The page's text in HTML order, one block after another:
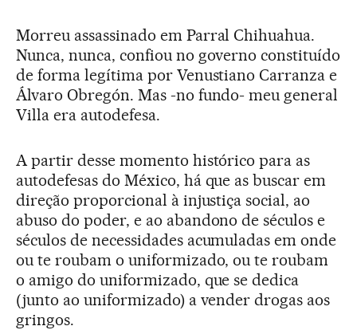
Morreu assassinado em Parral Chihuahua.
Nunca, nunca, confiou no governo constituído
de forma legítima por Venustiano Carranza e
Álvaro Obregón. Mas -no fundo- meu general
Villa era autodefesa.
A partir desse momento histórico para as
autodefesas do México, há que as buscar em
direção proporcional à injustiça social, ao
abuso do poder, e ao abandono de séculos e
séculos de necessidades acumuladas em onde
ou te roubam o uniformizado, ou te roubam
o amigo do uniformizado, que se dedica
(junto ao uniformizado) a vender drogas aos
gringos.